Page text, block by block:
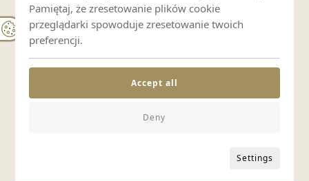
Zakopane
Apartament Nad Strumykiem
4 os.
36.00 m²
1 łaz.
Pamiętaj, że zresetowanie plików cookie
przeglądarki spowoduje zresetowanie twoich
preferencji.
Settings
Deny
Accept all